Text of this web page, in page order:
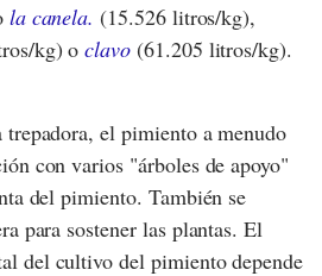
la canela. (15.526 litros/kg),
kg) oclavo (61.205 litros/kg).
el pimiento a menudo
con varios "árboles de apoyo"
del pimiento. También se
para sostener las plantas. El
del cultivo del pimiento depende